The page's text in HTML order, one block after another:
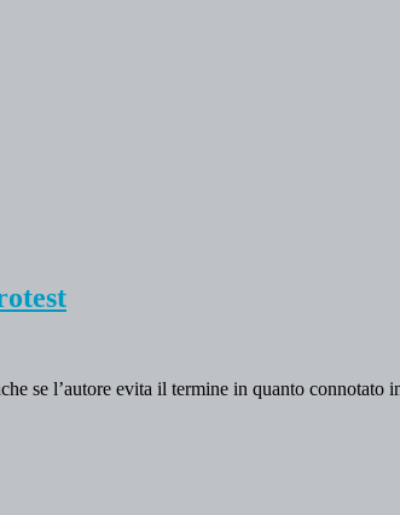
se l’autore evita il termine in quanto connotato